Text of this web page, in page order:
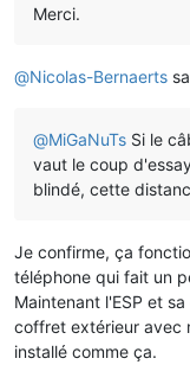
Merci.
@Nicolas-Bernaerts
@MiGaNuTs Si le
vaut le coup
blindé, cette
Je confirme, ça
téléphone qui fait un
Maintenant l'ESP et
coffret extérieur avec
installé comme ça.